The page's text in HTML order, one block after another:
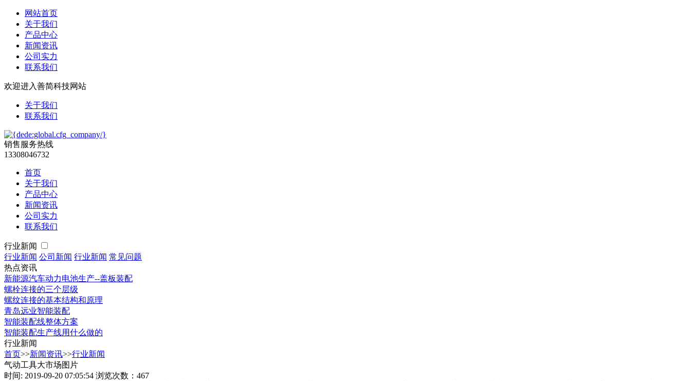
网站首页
关于我们
产品中心
新闻资讯
公司实力
联系我们
欢迎进入善简科技网站
关于我们
联系我们
销售服务热线
13308046732
首页
关于我们
产品中心
新闻资讯
公司实力
联系我们
行业新闻
行业新闻 公司新闻 行业新闻 常见问题
热点资讯
新能源汽车动力电池生产--盖板装配
螺栓连接的三个层级
螺纹连接的基本结构和原理
青岛远业智能装配
智能装配线整体方案
智能装配生产线用什么做的
行业新闻
首页>>新闻资讯>>行业新闻
气动工具大市场图片
时间: 2019-09-20 07:05:54 浏览次数：467